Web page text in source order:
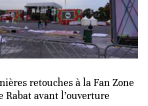
retouches à la Fan Zone
Rabat avant l’ouverture